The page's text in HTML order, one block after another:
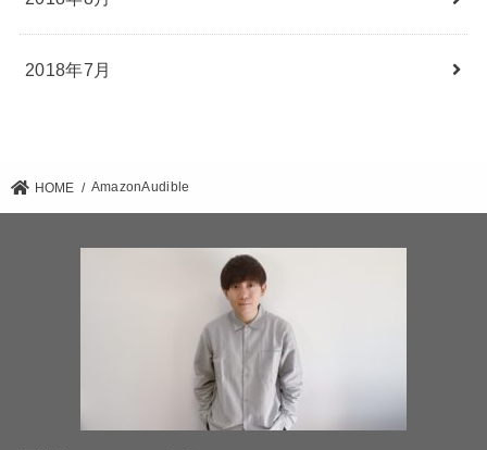
2018年7月
HOME AmazonAudible